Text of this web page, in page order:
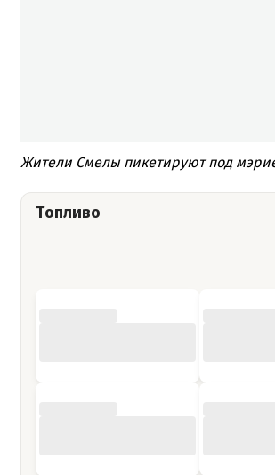
Жители Смелы пикетируют под
Топливо